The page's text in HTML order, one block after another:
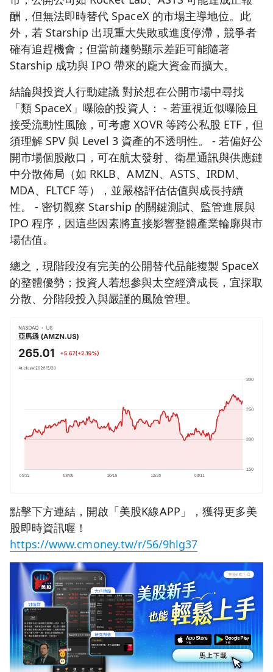
酬，但無法即時替代 SpaceX 的市場主導地位。此
外，若 Starship 出現重大失敗或進度停滯，競爭者
確有追趕機會；但當前趨勢顯示差距可能隨著
Starship 成功與 IPO 帶來的龐大資金而擴大。
結論與投資人行動建議 對於想在公開市場中尋找
「類 SpaceX」曝險的投資人： - 若重視近似曝險且
接受流動性風險，可考慮 XOVR 等跨公私股 ETF，但
須理解 SPV 與 Level 3 資產的不透明性。 - 若偏好公
開市場個股敞口，可在航太發射、衛星通訊與供應鏈
中分散佈局（如 RKLB、AMZN、ASTS、IRDM、
MDA、FLTCF 等），並嚴格評估估值與成長持續
性。 - 密切觀察 Starship 的關鍵測試、監管進展與
IPO 程序，因這些因素將直接影響整體產業輪廓與市
場估值。
總之，現階段沒有完美的公開替代品能複製 SpaceX
的整體優勢；投資人若想參與太空經濟成長，宜採取
分散、分階段投入與嚴謹的風險管理。
點擊下方連結，開啟「美股K線APP」，獲得更多美
股即時資訊喔！
https://www.cmoney.tw/r/56/9hlg37